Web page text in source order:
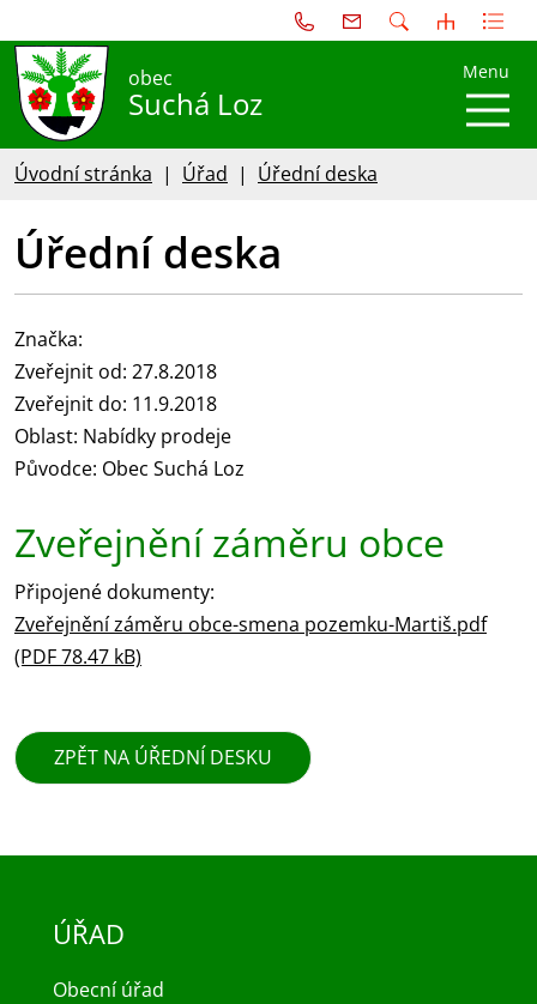
obec
Suchá Loz
Menu
Úvodní stránka Úřad Úřední deska
Úřední deska
Značka:
Zveřejnit od: 27.8.2018
Zveřejnit do: 11.9.2018
Oblast: Nabídky prodeje
Původce: Obec Suchá Loz
Zveřejnění záměru obce
Připojené dokumenty:
Zveřejnění záměru obce-smena pozemku-Martiš.pdf
(PDF 78.47 kB)
ZPĚT NA ÚŘEDNÍ DESKU
ÚŘAD
Obecní úřad